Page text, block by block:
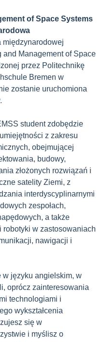
of Space Systems
międzynarodowej
Management of Space
przez Politechnikę
Bremen w
zostanie uruchomiona
student zdobędzie
z zakresu
obejmującej
budowy,
złożonych rozwiązań i
satelity Ziemi, z
interdyscyplinarnymi
zespołach,
a także
robotyki w zastosowaniach
nawigacji i
w języku angielskim, w
oprócz zainteresowania
technologiami i
wykształcenia
się w
i myślisz o